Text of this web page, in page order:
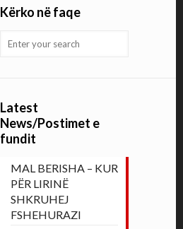
Kërko në faqe
Latest
News/Postimet e
fundit
MAL BERISHA – KUR
PËR LIRINË
SHKRUHEJ
FSHEHURAZI